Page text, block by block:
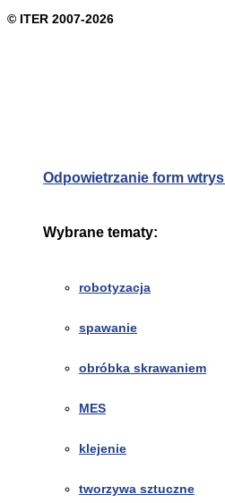
Odpowietrzanie form
Wybrane tematy:
robotyzacja
spawanie
obróbka skrawaniem
MES
klejenie
tworzywa sztuczne
© ITER 2007-2026